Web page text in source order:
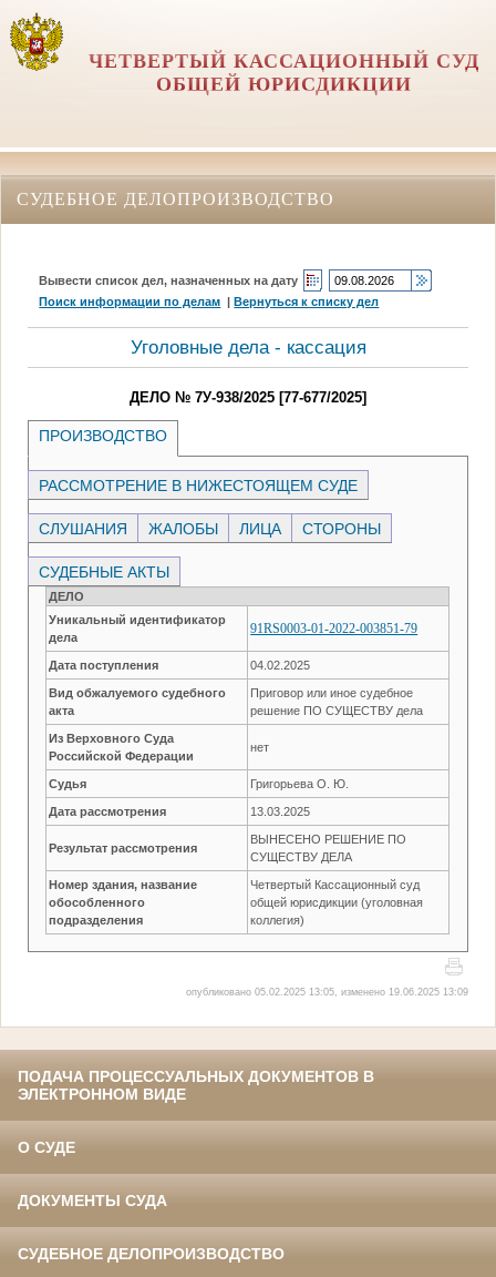
ЧЕТВЕРТЫЙ КАССАЦИОННЫЙ СУД
ОБЩЕЙ ЮРИСДИКЦИИ
СУДЕБНОЕ ДЕЛОПРОИЗВОДСТВО
Вывести список дел, назначенных на дату
Поиск информации по делам |Вернуться к списку дел
Уголовные дела - кассация
ДЕЛО № 7У-938/2025 [77-677/2025]
ПРОИЗВОДСТВО
РАССМОТРЕНИЕ В НИЖЕСТОЯЩЕМ СУДЕ
СЛУШАНИЯ ЖАЛОБЫ ЛИЦА СТОРОНЫ
СУДЕБНЫЕ АКТЫ
ДЕЛО
Уникальный идентификатор
дела
91RS0003-01-2022-003851-79
Дата поступления 04.02.2025
Вид обжалуемого судебного
акта
Приговор или иное судебное
решение ПО СУЩЕСТВУ дела
Из Верховного Суда
Российской Федерации
нет
Судья Григорьева О. Ю.
Дата рассмотрения 13.03.2025
Результат рассмотрения
ВЫНЕСЕНО РЕШЕНИЕ ПО
СУЩЕСТВУ ДЕЛА
Номер здания, название
обособленного
подразделения
Четвертый Кассационный суд
общей юрисдикции (уголовная
коллегия)
опубликовано 05.02.2025 13:05, изменено 19.06.2025 13:09
ПОДАЧА ПРОЦЕССУАЛЬНЫХ ДОКУМЕНТОВ В
ЭЛЕКТРОННОМ ВИДЕ
О СУДЕ
ДОКУМЕНТЫ СУДА
СУДЕБНОЕ ДЕЛОПРОИЗВОДСТВО